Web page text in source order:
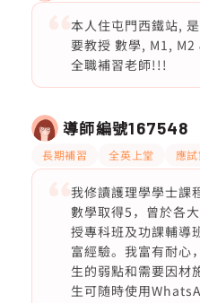
本人住屯門西鐵站,
要教授 數學, M1,
全職補習老師!!!
導師編號167548
長期補習 全英上堂 應
我修讀護理學學士課
數學取得5，曾於各
授專科班及功課輔導
富經驗。我富有耐心
生的弱點和需要因材
生可随時使用